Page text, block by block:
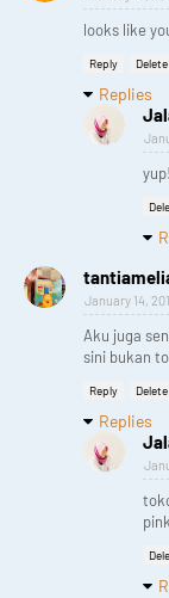
looks like
Reply Delete
Replies
January 14,
Aku juga
sini bukan
Reply Delete
Replies